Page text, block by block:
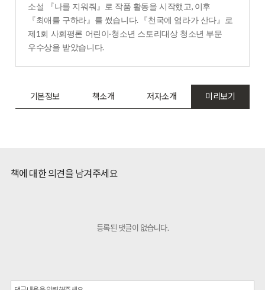
소설
『 나를 지워줘 』 로 작품 활동을 시작했고, 이후
『 최애를 구하라』 를 썼습니다. 『 천국에 염라가 산다 』
로
제 1 회 사회평론 어린이 ·청소년 스토리대상 청소년 부문
우수상을 받았습니다.
기본정보 책소개 저자소개 미리보기
책에 대한 의견을 남겨주세요
등록된 댓글이 없습니다.